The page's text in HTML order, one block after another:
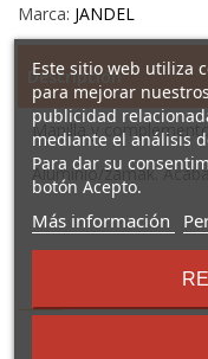
Marca: JANDEL
Descripción
Manilla y
Aluminio/zamak.
16
Misma
Este sitio web utiliza
para mejorar
publicidad
mediante el análisis
Para dar su
botón Acepto.
Más información